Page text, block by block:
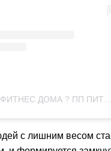
с лишним весом